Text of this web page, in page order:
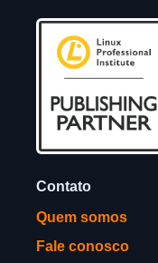
Contato
Quem somos
Fale conosco